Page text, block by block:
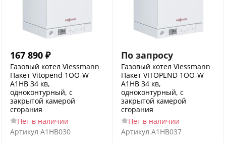
167 890 ₽
Газовый котел Viessmann
Пакет Vitopend 1OO-W
A1HB 34 кв,
одноконтурный, с
закрытой камерой
сгорания
Нет в наличии
Артикул A1HB030
По запросу
Газовый котел Viessmann
Пакет VITOPEND 1OO-W
A1HB 34 кв,
одноконтурный, с
закрытой камерой
сгорания
Нет в наличии
Артикул A1HB037